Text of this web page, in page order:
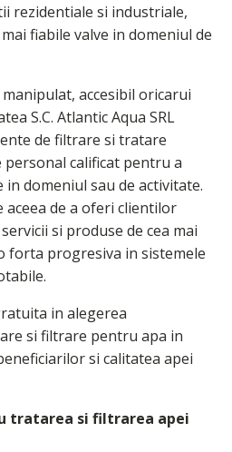
rezidentiale si industriale,
fiabile valve in domeniul de
accesibil oricarui
S.C. Atlantic Aqua SRL
de filtrare si tratare
calificat pentru a
domeniul sau de activitate.
de a oferi clientilor
si produse de cea mai
forta progresiva in sistemele
in alegerea
si filtrare pentru apa in
si calitatea apei
tratarea si filtrarea apei